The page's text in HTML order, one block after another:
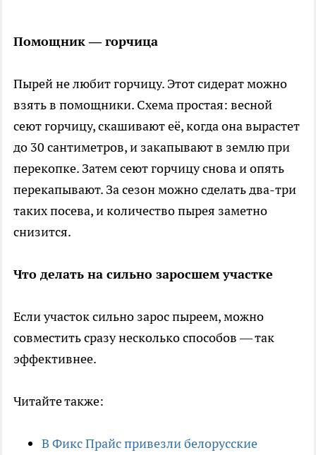
Помощник — горчица
Пырей не любит горчицу. Этот сидерат можно
взять в помощники. Схема простая: весной
сеют горчицу, скашивают её, когда она вырастет
до 30 сантиметров, и закапывают в землю при
перекопке. Затем сеют горчицу снова и опять
перекапывают. За сезон можно сделать два-три
таких посева, и количество пырея заметно
снизится.
Что делать на сильно заросшем участке
Если участок сильно зарос пыреем, можно
совместить сразу несколько способов — так
эффективнее.
Читайте также:
В Фикс Прайс привезли белорусские